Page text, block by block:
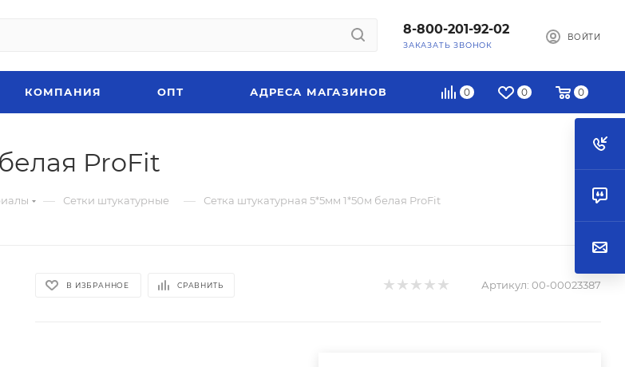
8-800-201-92-02
ЗАКАЗАТЬ ЗВОНОК
ВОЙТИ
0 0 0
КОМПАНИЯ ОПТ АДРЕСА МАГАЗИНОВ
ProFit
— Сетки штукатурные — Сетка штукатурная 5*5мм 1*50м белая ProFit
В ИЗБРАННОЕ СРАВНИТЬ Артикул: 00-00023387